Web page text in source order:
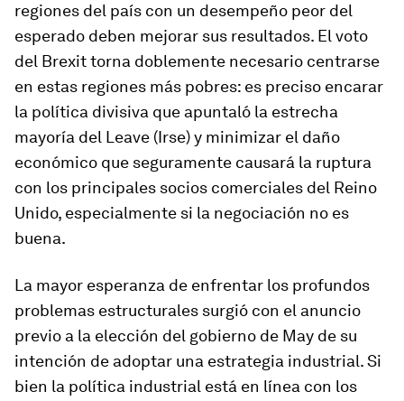
regiones del país con un desempeño peor del
esperado deben mejorar sus resultados. El voto
del Brexit torna doblemente necesario centrarse
en estas regiones más pobres: es preciso encarar
la política divisiva que apuntaló la estrecha
mayoría del Leave (Irse) y minimizar el daño
económico que seguramente causará la ruptura
con los principales socios comerciales del Reino
Unido, especialmente si la negociación no es
buena.
La mayor esperanza de enfrentar los profundos
problemas estructurales surgió con el anuncio
previo a la elección del gobierno de May de su
intención de adoptar una estrategia industrial. Si
bien la política industrial está en línea con los